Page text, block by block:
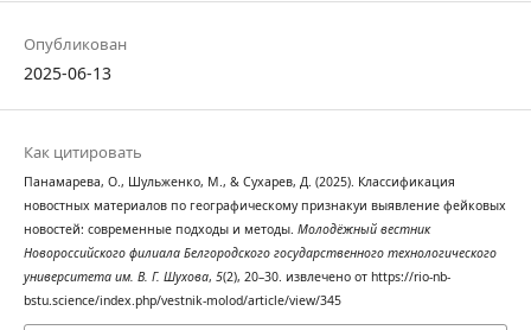
Опубликован
2025-06-13
Как цитировать
Панамарева, О., Шульженко, М., & Сухарев, Д. (2025). Классификация
новостных материалов по географическому признакуи выявление фейковых
новостей: современные подходы и методы. Молодёжный вестник
Новороссийского филиала Белгородского государственного технологического
университета им. В. Г. Шухова, 5(2), 20–30. извлечено от https://rio-nb-
bstu.science/index.php/vestnik-molod/article/view/345